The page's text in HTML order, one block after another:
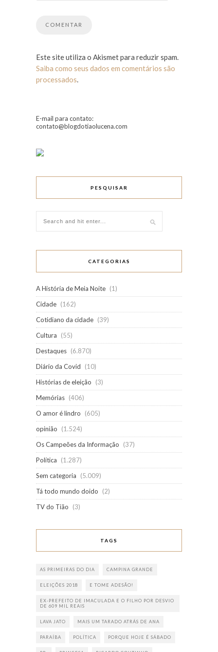
Este site utiliza o Akismet para reduzir spam.
Saiba como seus dados em comentários são
processados.
E-mail para contato:
contato@blogdotiaolucena.com
PESQUISAR
CATEGORIAS
A História de Meia Noite (1)
Cidade (162)
Cotidiano da cidade (39)
Cultura
(55)
Destaques (6.870)
Diário da Covid
(10)
Histórias de eleição
(3)
Memórias (406)
O amor é lindro
(605)
opinião
(1.524)
Os Campeões da Informação
(37)
Política
(1.287)
Sem categoria
(5.009)
Tá todo mundo doido
(2)
TV do Tião
(3)
TAGS
AS PRIMEIRAS DO DIA CAMPINA GRANDE
ELEIÇÕES 2018 E TOME ADESÃO!
EX-PREFEITO DE IMACULADA E O FILHO POR DESVIO
DE 609 MIL REAIS
LAVA JATO MAIS UM TARADO ATRÁS DE ANA
PARAÍBA POLÍTICA PORQUE HOJE É SÁBADO